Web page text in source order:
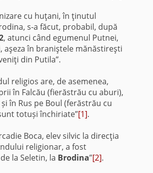
cu huţani, în ţinutul
s-a făcut, probabil, după
, atunci când egumenul Putnei,
aşeza în braniştele mănăstireşti
din Putila”.
religios are, de asemenea,
în Falcău (fierăstrău cu aburi),
și în Rus pe Boul (ferăstrău cu
totuși închiriate”[1].
Boca, elev silvic la direcţia
religionar, a fost
la Seletin, la Brodina”[2].